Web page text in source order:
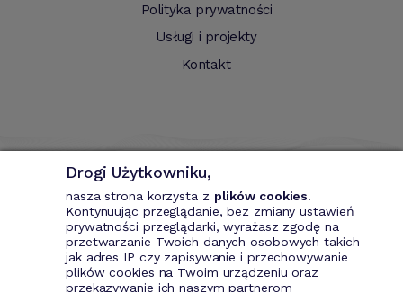
Polityka prywatności
Usługi i projekty
Kontakt
Bizin - System wspomagający przedsiębiorce. Wystawianie
dokumentów przychodowych (faktury VAT, fakury marża, faktury
MP, rachunki itd.). Rejestr kontrahentów wraz z rozbudowaną
Drogi Użytkowniku,
nasza strona korzysta z plików cookies.
Kontynuując przeglądanie, bez zmiany ustawień
prywatności przeglądarki, wyrażasz zgodę na
przetwarzanie Twoich danych osobowych takich
jak adres IP czy zapisywanie i przechowywanie
plików cookies na Twoim urządzeniu oraz
przekazywanie ich naszym partnerom